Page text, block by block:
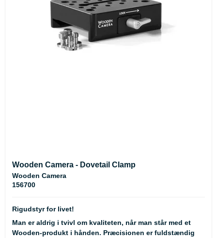
Wooden Camera - Dovetail Clamp
Wooden Camera
156700
Rigudstyr for livet!
Man er aldrig i tvivl om kvaliteten, når man står med et
Wooden-produkt i hånden. Præcisionen er fuldstændig